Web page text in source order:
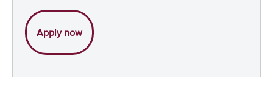
Apply nowSenior Expert Klachten